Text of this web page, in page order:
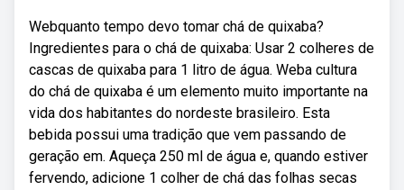
Webquanto tempo devo tomar chá de quixaba?
Ingredientes para o chá de quixaba: Usar 2 colheres de
cascas de quixaba para 1 litro de água. Weba cultura
do chá de quixaba é um elemento muito importante na
vida dos habitantes do nordeste brasileiro. Esta
bebida possui uma tradição que vem passando de
geração em. Aqueça 250 ml de água e, quando estiver
fervendo, adicione 1 colher de chá das folhas secas